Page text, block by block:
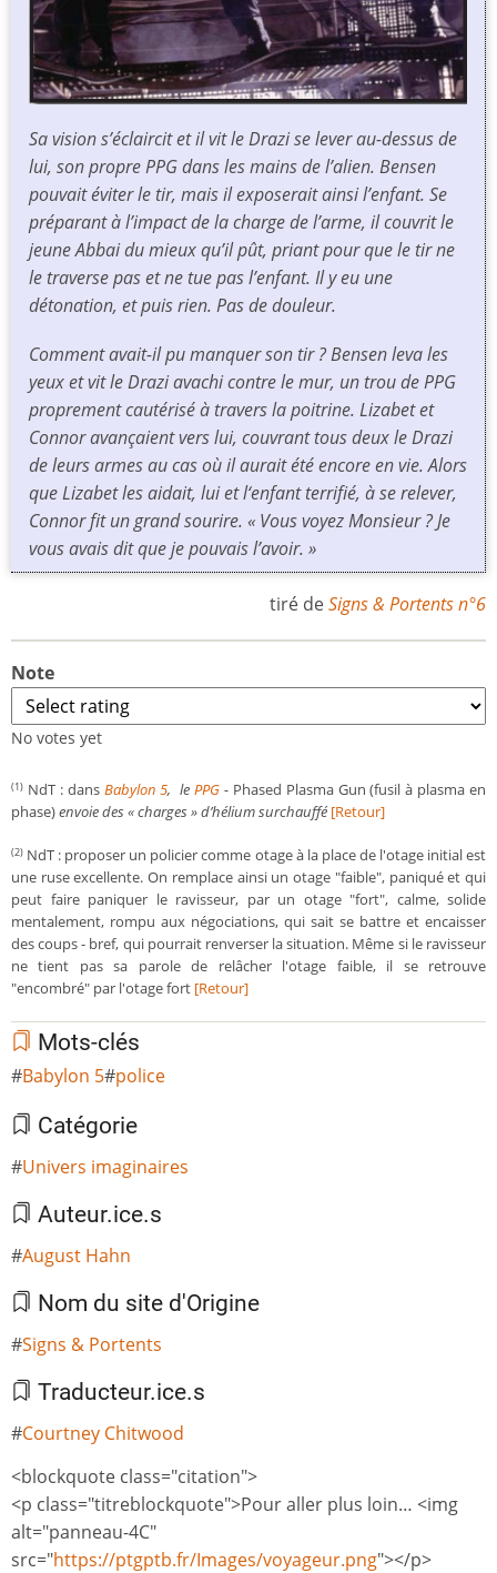
Sa vision s’éclaircit et il vit le Drazi se lever au-dessus de
lui, son propre PPG dans les mains de l’alien. Bensen
pouvait éviter le tir, mais il exposerait ainsi l’enfant. Se
préparant à l’impact de la charge de l’arme, il couvrit le
jeune Abbai du mieux qu’il pût, priant pour que le tir ne
le traverse pas et ne tue pas l’enfant. Il y eu une
détonation, et puis rien. Pas de douleur.
Comment avait-il pu manquer son tir ?Bensen leva les
yeux et vit le Drazi avachi contre le mur, un trou de PPG
proprement cautérisé à travers la poitrine. Lizabet et
Connor avançaient vers lui, couvrant tous deux le Drazi
de leurs armes au cas où il aurait été encore en vie. Alors
que Lizabet les aidait, lui et l‘enfant terrifié, à se relever,
Connor fit un grand sourire. « Vous voyez Monsieur ? Je
vous avais dit que je pouvais l’avoir. »
tiré deSigns & Portents n°6
Note
No votes yet
(1) NdT : dans Babylon 5, le PPG - Phased Plasma Gun (fusil à plasma en
phase)envoie des « charges » d’hélium surchauffé[Retour]
(2) NdT : proposer un policier comme otage à la place de l'otage initial est
une ruse excellente. On remplace ainsi un otage "faible", paniqué et qui
peut faire paniquer le ravisseur, par un otage "fort", calme, solide
mentalement, rompu aux négociations, qui sait se battre et encaisser
des coups - bref, qui pourrait renverser la situation. Même si le ravisseur
ne tient pas sa parole de relâcher l'otage faible, il se retrouve
"encombré" par l'otage fort [Retour]
Mots-clés
Babylon 5 police
Catégorie
Univers imaginaires
Auteur.ice.s
August Hahn
Nom du site d'Origine
Signs & Portents
Traducteur.ice.s
Courtney Chitwood
<blockquote class="citation">
<p class="titreblockquote">Pour aller plus loin… <img
alt="panneau-4C"
src="https://ptgptb.fr/Images/voyageur.png"></p>